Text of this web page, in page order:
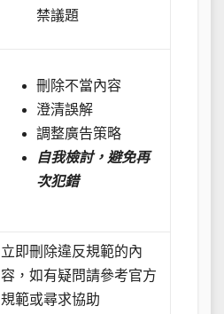
禁議題
刪除不當內容
澄清誤解
調整廣告策略
自我檢討，避免再
次犯錯
立即刪除違反規範的內
容，如有疑問請參考官方
規範或尋求協助